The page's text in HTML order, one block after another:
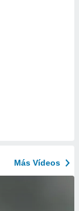
Más Vídeos